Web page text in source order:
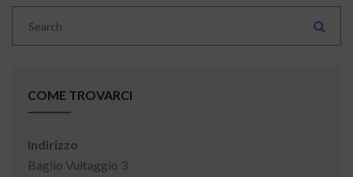
COME TROVARCI
Indirizzo
Baglio Vultaggio 3